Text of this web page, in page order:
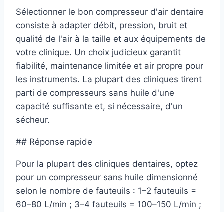
Sélectionner le bon compresseur d'air dentaire
consiste à adapter débit, pression, bruit et
qualité de l'air à la taille et aux équipements de
votre clinique. Un choix judicieux garantit
fiabilité, maintenance limitée et air propre pour
les instruments. La plupart des cliniques tirent
parti de compresseurs sans huile d'une
capacité suffisante et, si nécessaire, d'un
sécheur.
## Réponse rapide
Pour la plupart des cliniques dentaires, optez
pour un compresseur sans huile dimensionné
selon le nombre de fauteuils : 1–2 fauteuils =
60–80 L/min ; 3–4 fauteuils = 100–150 L/min ;